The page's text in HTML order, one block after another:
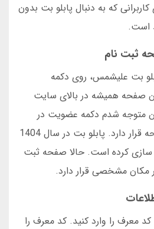
که به دنبال پابلو بت بدون
است.
ثبت نام
بت علیشمس، روی دکمه
صفحه همیشه در بالای سایت
متوجه شدم دکمه عضویت در
نسخه موبایل پایین صفحه قرار دارد. پابلو بت در سال 1404
سازی کرده است. حالا صفحه ثبت
مکان مشخصی قرار دارد.
کد معرف را وارد کنید. کد معرف را